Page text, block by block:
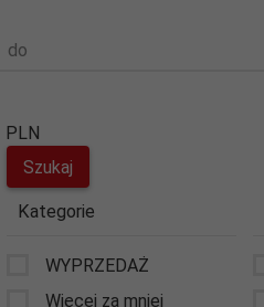
do
PLN
Kategorie
WYPRZEDAŻ
Więcej za mniej